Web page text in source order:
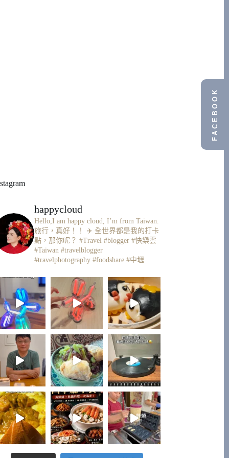
happycloud
Hello,I am happy cloud, I’m from Taiwan.
旅行，真好！！ ✈️ 全世界都是我的打卡
點，那你呢？ #Travel #blogger #快樂雲
#Taiwan #travelblogger
#travelphotography #foodshare #中壢
FACEBOOK